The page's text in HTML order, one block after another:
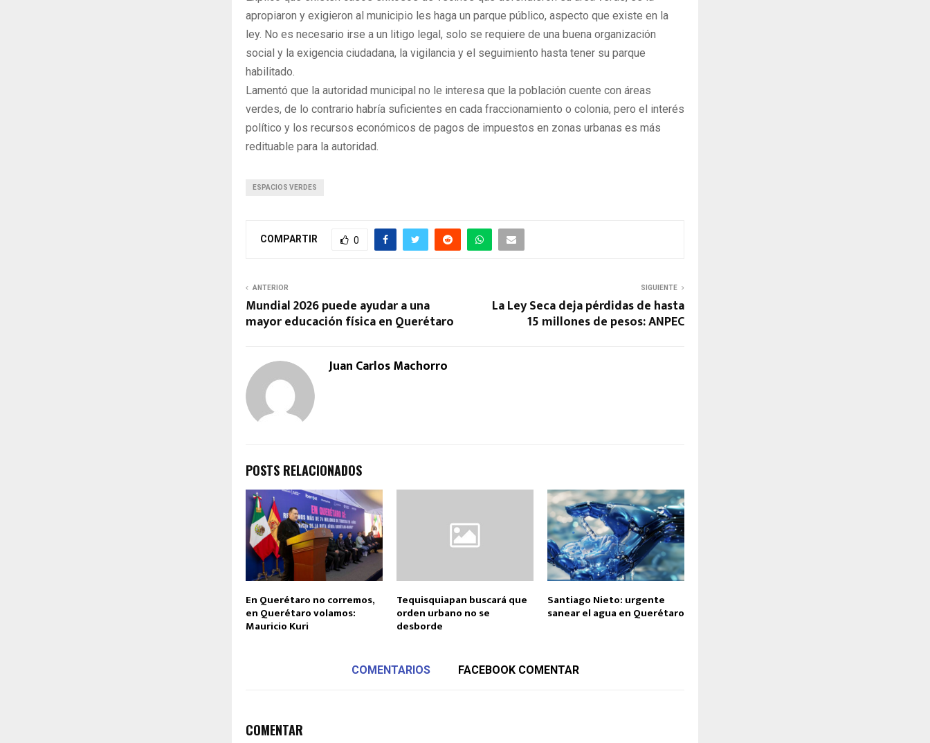
apropiaron y exigieron al municipio les haga un parque público, aspecto que existe en la
ley. No es necesario irse a un litigo legal, solo se requiere de una buena organización
social y la exigencia ciudadana, la vigilancia y el seguimiento hasta tener su parque
habilitado.
Lamentó que la autoridad municipal no le interesa que la población cuente con áreas
verdes, de lo contrario habría suficientes en cada fraccionamiento o colonia, pero el interés
político y los recursos económicos de pagos de impuestos en zonas urbanas es más
redituable para la autoridad.
ESPACIOS VERDES
COMPARTIR 0
ANTERIOR
Mundial 2026 puede ayudar a una
mayor educación física en Querétaro
SIGUIENTE
La Ley Seca deja pérdidas de hasta
15 millones de pesos: ANPEC
Juan Carlos Machorro
POSTS RELACIONADOS
En Querétaro no corremos,
en Querétaro volamos:
Mauricio Kuri
Tequisquiapan buscará que
orden urbano no se
desborde
Santiago Nieto: urgente
sanear el agua en Querétaro
COMENTARIOS FACEBOOK COMENTAR
COMENTAR